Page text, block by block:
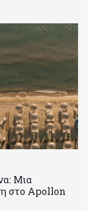
Μια
στο Apollon